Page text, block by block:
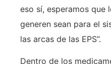
eso sí, esperamos que
generen sean para el
las arcas de las EPS”.
Dentro de los